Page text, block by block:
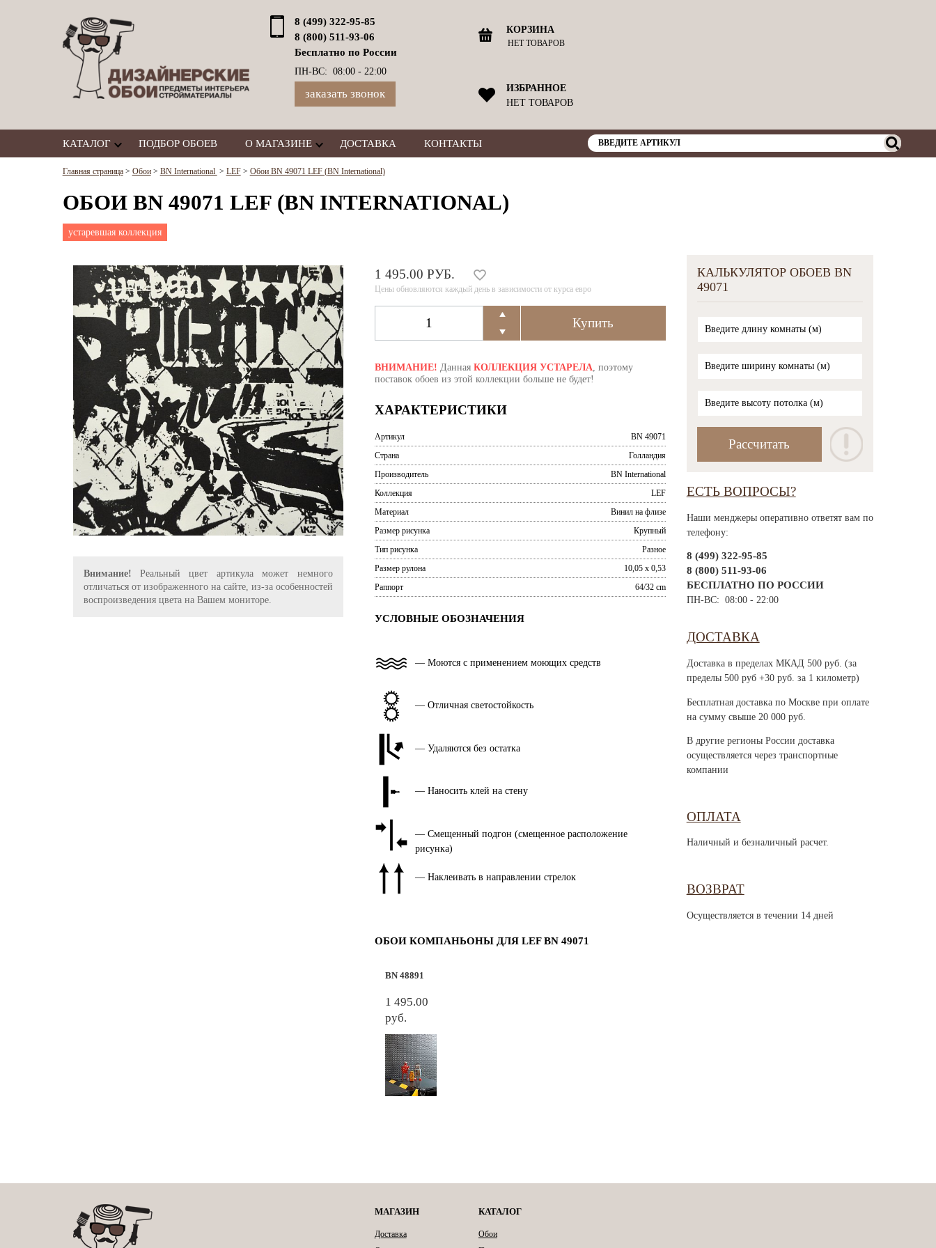
8 (499) 322-95-85
8 (800) 511-93-06
Бесплатно по России
ПН-ВС: 08:00 - 22:00
заказать звонок
КОРЗИНА
НЕТ ТОВАРОВ
ИЗБРАННОЕ
НЕТ ТОВАРОВ
КАТАЛОГ ПОДБОР ОБОЕВ О МАГАЗИНЕ ДОСТАВКА КОНТАКТЫ
Главная страница> Обои> BN International > LEF> Обои BN 49071 LEF (BN International)
ОБОИ BN 49071 LEF (BN INTERNATIONAL)
устаревшая коллекция
Внимание! Реальный цвет артикула может немного
отличаться от изображенного на сайте, из-за особенностей
воспроизведения цвета на Вашем мониторе.
1 495.00 РУБ.
Цены обновляются каждый день в зависимости от курса евро
ВНИМАНИЕ! Данная КОЛЛЕКЦИЯ УСТАРЕЛА, поэтому
поставок обоев из этой коллекции больше не будет!
ХАРАКТЕРИСТИКИ
Артикул
BN 49071
Страна
Голландия
Производитель
BN International
Коллекция
LEF
Материал
Винил на флизе
Размер рисунка
Крупный
Тип рисунка
Разное
Размер рулона
10,05 x 0,53
Раппорт
64/32 cm
УСЛОВНЫЕ ОБОЗНАЧЕНИЯ
— Моются с применением моющих средств
— Отличная светостойкость
— Удаляются без остатка
— Наносить клей на стену
— Смещенный подгон (смещенное расположение
рисунка)
— Наклеивать в направлении стрелок
ОБОИ КОМПАНЬОНЫ ДЛЯ LEF BN 49071
BN 48891
1 495.00
руб.
КАЛЬКУЛЯТОР ОБОЕВ BN
49071
ЕСТЬ ВОПРОСЫ?
Наши менджеры оперативно ответят вам по
телефону:
8 (499) 322-95-85
8 (800) 511-93-06
БЕСПЛАТНО ПО РОССИИ
ПН-ВС: 08:00 - 22:00
ДОСТАВКА
Доставка в пределах МКАД 500 руб. (за
пределы 500 руб +30 руб. за 1 километр)
Бесплатная доставка по Москве при оплате
на сумму свыше 20 000 руб.
В другие регионы России доставка
осуществляется через транспортные
компании
ОПЛАТА
Наличный и безналичный расчет.
ВОЗВРАТ
Осуществляется в течении 14 дней
МАГАЗИН
Доставка
КАТАЛОГ
Обои